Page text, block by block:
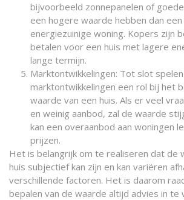
bijvoorbeeld zonnepanelen of
een hogere waarde hebben dan
energiezuinige woning. Kopers zijn
betalen voor een huis met lagere
lange termijn.
Marktontwikkelingen: Tot slot
marktontwikkelingen een rol bij het
waarde van een huis. Als er veel
en weinig aanbod, zal de waarde
kan een overaanbod aan woningen
prijzen.
Het is belangrijk om te realiseren dat de
huis subjectief kan zijn en kan variëren
verschillende factoren. Het is daarom
bepalen van de waarde altijd advies in te